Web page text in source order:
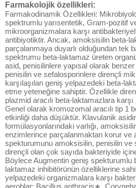
Farmakolojik özellikleri:
Farmakodinamik Özellikleri:
spektrumlu yarısentetik, Gram-pozitif
mikroorganizmalara karşı
antibiyotiktir. Ancak, amoksisilin beta-
parçalanmaya duyarlı olduğundan tek
spektrumu beta-laktamaz üreten
asid, penisilinlere yapısal olarak
penisilin ve sefalosporinlere dirençli
karşılaşılan geniş yelpazedeki beta-
etme yeteneğine sahiptir. Özellikle
plazmid aracılı beta-laktamazlara
Genel olarak kromozomal aracılı tip 1
etkinliği daha düşüktür. Klavulanik
formülasyonlarındaki varlığı,
enzimlerince parçalanmaktan korur ve
spekturumunu amoksisilin, penisilin ve
dirençli olan çok sayıda bakteriyide
Böylece Augmentin geniş spekturumlu
laktamaz inhibitörünün özelliklerine
yelpazedeki organizmalara karşı
aeroblar: Bacillus anthracis∗,